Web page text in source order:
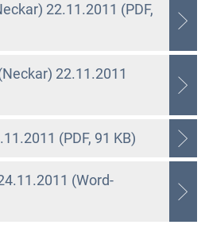
22.11.2011 (PDF,
22.11.2011
(PDF, 91 KB)
(Word-